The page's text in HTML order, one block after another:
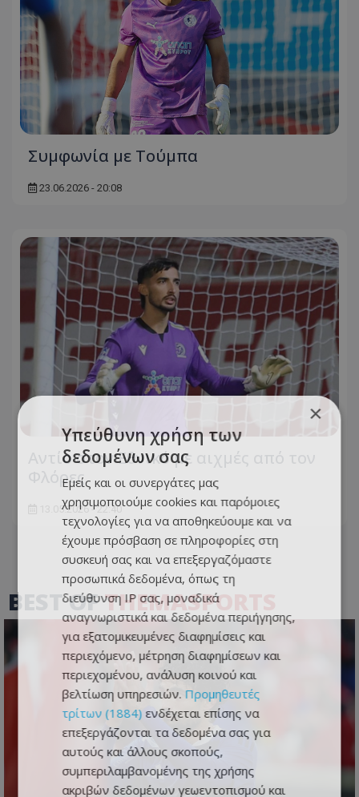
Συμφωνία με Τούμπα
23.06.2026 - 20:08
Aντίο στον Εθνικό με αιχμές από τον
Φλόρες
13.05.2026 - 22:40
BEST OFTHEMASPORTS
×
Υπεύθυνη χρήση των
δεδομένων σας
Εμείς και οι συνεργάτες μας
χρησιμοποιούμε cookies και παρόμοιες
τεχνολογίες για να αποθηκεύουμε και να
έχουμε πρόσβαση σε πληροφορίες στη
συσκευή σας και να επεξεργαζόμαστε
προσωπικά δεδομένα, όπως τη
διεύθυνση IP σας, μοναδικά
αναγνωριστικά και δεδομένα περιήγησης,
για εξατομικευμένες διαφημίσεις και
περιεχόμενο, μέτρηση διαφημίσεων και
περιεχομένου, ανάλυση κοινού και
βελτίωση υπηρεσιών. Προμηθευτές
τρίτων (1884) ενδέχεται επίσης να
επεξεργάζονται τα δεδομένα σας για
αυτούς και άλλους σκοπούς,
συμπεριλαμβανομένης της χρήσης
ακριβών δεδομένων γεωεντοπισμού και